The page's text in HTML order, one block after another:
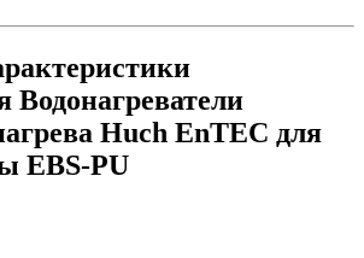
Водонагреватели
Huch EnTEC для
EBS-PU